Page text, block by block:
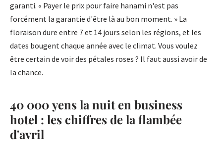
garanti. « Payer le prix pour faire hanami n'est pas
forcément la garantie d'être là au bon moment. » La
floraison dure entre 7 et 14 jours selon les régions, et les
dates bougent chaque année avec le climat. Vous voulez
être certain de voir des pétales roses ? Il faut aussi avoir de
la chance.
40 000 yens la nuit en business
hotel : les chiffres de la flambée
d'avril